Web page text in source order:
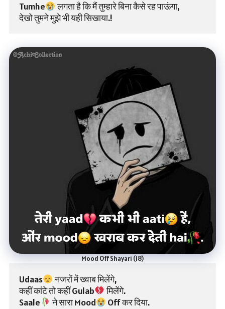
Tumhe
लगता है कि मैं तुम्हारे बिना कैसे रह पाऊंगा,
देखो तुमने मुझे भी यही सिखाया.!
Mood Off Shayari (18)
Udaas
नजरों में ख्वाब मिलेंगे,
कहीं कांटे तो कहीं Gulab
मिलेंगे.
Saale
ने सारा Mood Off कर दिया.